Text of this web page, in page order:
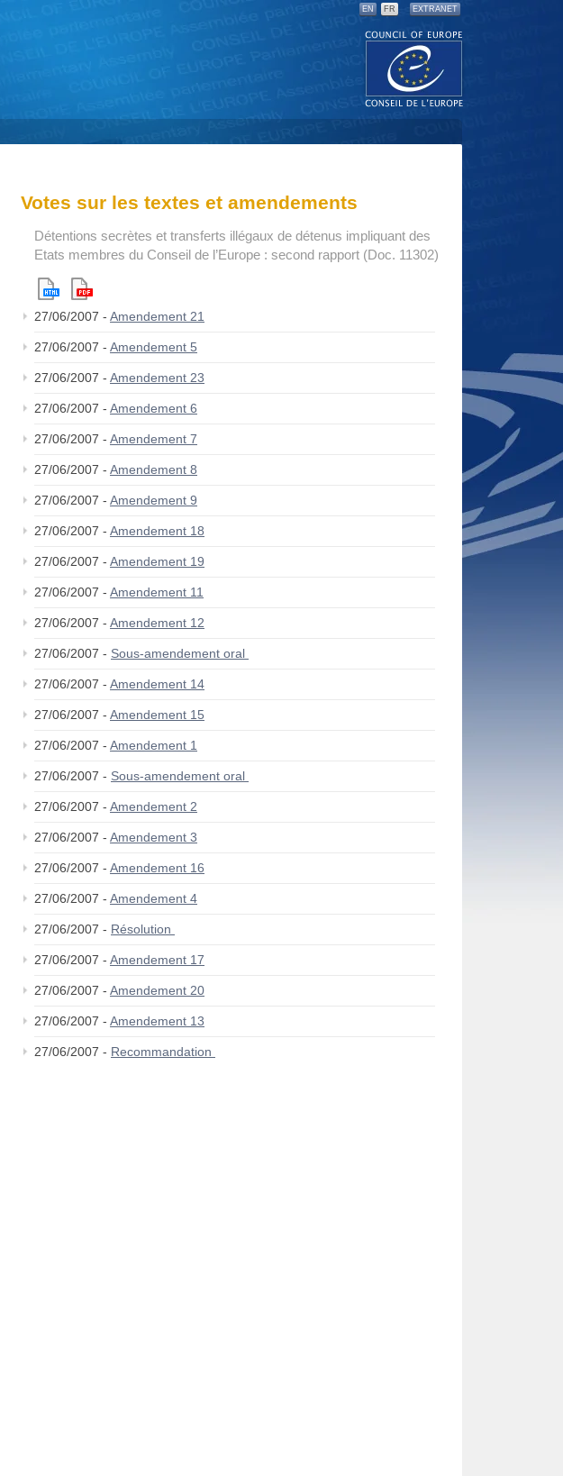
EN FR EXTRANET
Votes sur les textes et amendements
Détentions secrètes et transferts illégaux de détenus impliquant des
Etats membres du Conseil de l’Europe : second rapport (Doc. 11302)
27/06/2007 - Amendement 21
27/06/2007 - Amendement 5
27/06/2007 - Amendement 23
27/06/2007 - Amendement 6
27/06/2007 - Amendement 7
27/06/2007 - Amendement 8
27/06/2007 - Amendement 9
27/06/2007 - Amendement 18
27/06/2007 - Amendement 19
27/06/2007 - Amendement 11
27/06/2007 - Amendement 12
27/06/2007 - Sous-amendement oral
27/06/2007 - Amendement 14
27/06/2007 - Amendement 15
27/06/2007 - Amendement 1
27/06/2007 - Sous-amendement oral
27/06/2007 - Amendement 2
27/06/2007 - Amendement 3
27/06/2007 - Amendement 16
27/06/2007 - Amendement 4
27/06/2007 - Résolution
27/06/2007 - Amendement 17
27/06/2007 - Amendement 20
27/06/2007 - Amendement 13
27/06/2007 - Recommandation